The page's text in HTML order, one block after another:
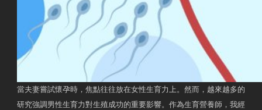
當夫妻嘗試懷孕時，焦點往往放在女性生育力上。然而，越來越多的
研究強調男性生育力對生殖成功的重要影響。作為生育營養師，我經